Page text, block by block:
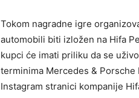
Tokom nagradne igre
automobili biti izložen na Hifa
kupci će imati priliku da se
terminima Mercedes &
Instagram stranici kompanije